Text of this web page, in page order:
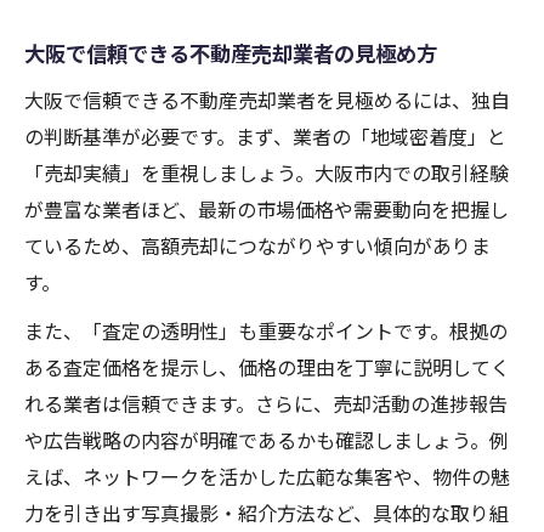
大阪で信頼できる不動産売却業者の見極め方
大阪で信頼できる不動産売却業者を見極めるには、独自
の判断基準が必要です。まず、業者の「地域密着度」と
「売却実績」を重視しましょう。大阪市内での取引経験
が豊富な業者ほど、最新の市場価格や需要動向を把握し
ているため、高額売却につながりやすい傾向がありま
す。
また、「査定の透明性」も重要なポイントです。根拠の
ある査定価格を提示し、価格の理由を丁寧に説明してく
れる業者は信頼できます。さらに、売却活動の進捗報告
や広告戦略の内容が明確であるかも確認しましょう。例
えば、ネットワークを活かした広範な集客や、物件の魅
力を引き出す写真撮影・紹介方法など、具体的な取り組